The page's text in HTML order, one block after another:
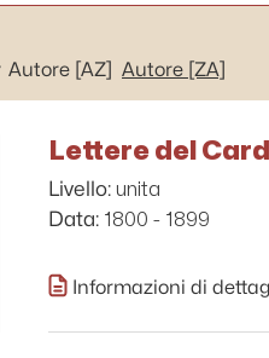
Autore [AZ] Autore [ZA]
Lettere del
Livello: unita
Data: 1800 - 1899
Informazioni di